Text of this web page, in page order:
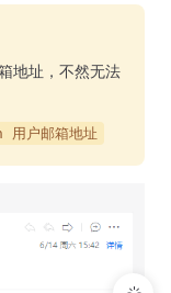
地址，不然无法
用户邮箱地址